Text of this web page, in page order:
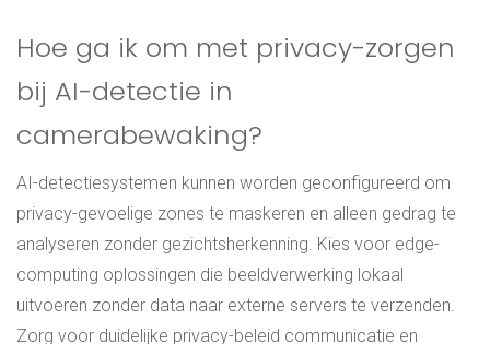
Hoe ga ik om met privacy-zorgen
bij AI-detectie in
camerabewaking?
AI-detectiesystemen kunnen worden geconfigureerd om
privacy-gevoelige zones te maskeren en alleen gedrag te
analyseren zonder gezichtsherkenning. Kies voor edge-
computing oplossingen die beeldverwerking lokaal
uitvoeren zonder data naar externe servers te verzenden.
Zorg voor duidelijke privacy-beleid communicatie en